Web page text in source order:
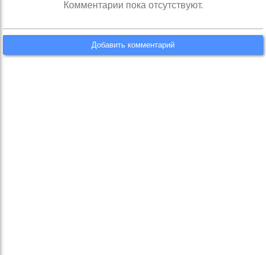
Комментарии пока отсутствуют.
Добавить комментарий